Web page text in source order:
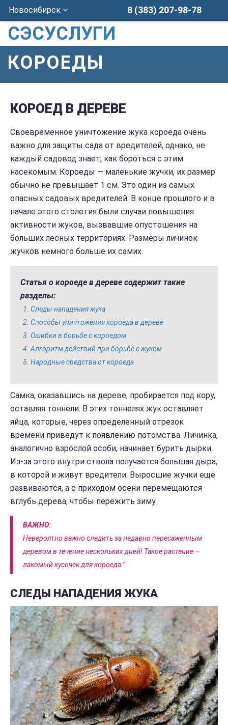
Новосибирск 8 (383) 207-98-78
СЭСУСЛУГИ
КОРОЕДЫ
КОРОЕД В ДЕРЕВЕ
Своевременное уничтожение жука короеда очень
важно для защиты сада от вредителей, однако, не
каждый садовод знает, как бороться с этим
насекомым. Короеды — маленькие жучки, их размер
обычно не превышает 1 см. Это один из самых
опасных садовых вредителей. В конце прошлого и в
начале этого столетия были случаи повышения
активности жуков, вызвавшие опустошения на
больших лесных территориях. Размеры личинок
жучков немного больше их самих.
Статья о короеде в дереве содержит такие
разделы:
Следы нападения жука
Способы уничтожения короеда в дереве
Ошибки в борьбе с короедом
Алгоритм действий при борьбе с жуком
Народные средства от короеда
Самка, оказавшись на дереве, пробирается под кору,
оставляя тоннели. В этих тоннелях жук оставляет
яйца, которые, через определенный отрезок
времени приведут к появлению потомства. Личинка,
аналогично взрослой особи, начинает бурить дырки.
Из-за этого внутри ствола получается большая дыра,
в которой и живут вредители. Выросшие жучки ещё
развиваются, а с приходом осени перемещаются
вглубь дерева, чтобы пережить зиму.
ВАЖНО:
Невероятно важно следить за недавно пересаженным
деревом в течение нескольких дней! Такое растение –
лакомый кусочек для короеда.”
СЛЕДЫ НАПАДЕНИЯ ЖУКА